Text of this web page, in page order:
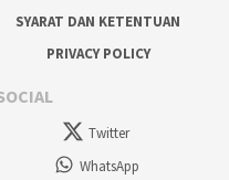
SYARAT DAN KETENTUAN
PRIVACY POLICY
Twitter
WhatsApp